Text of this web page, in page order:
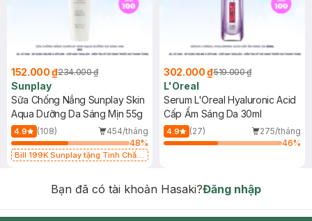
152.000 ₫234.000 ₫
Sunplay
Sữa Chống Nắng Sunplay Skin
Aqua Dưỡng Da Sáng Mịn 55g
4.9 (108)
454/tháng
48%
Bill 199K Sunplay tặng Tinh Chất
302.000 ₫519.000 ₫
L'Oreal
Serum L'Oreal Hyaluronic Acid
Cấp Ẩm Sáng Da 30ml
4.9 (27)
275/tháng
46%
Bạn đã có tài khoản Hasaki?Đăng nhập